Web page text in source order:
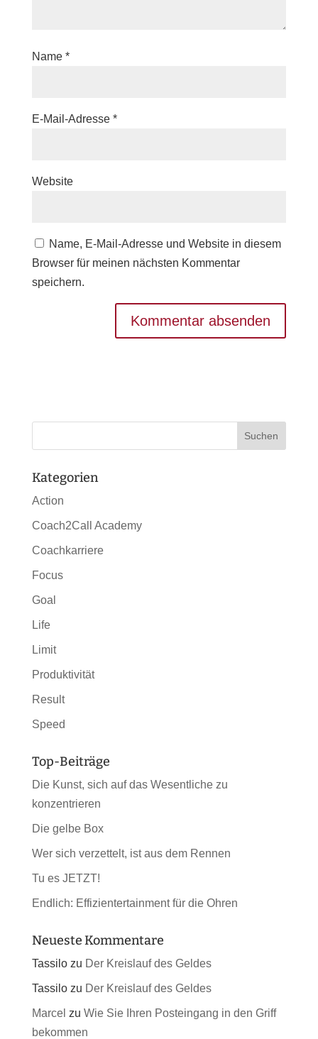
Name *
E-Mail-Adresse *
Website
Name, E-Mail-Adresse und Website in diesem
Browser für meinen nächsten Kommentar
speichern.
Kategorien
Action
Coach2Call Academy
Coachkarriere
Focus
Goal
Life
Limit
Produktivität
Result
Speed
Top-Beiträge
Die Kunst, sich auf das Wesentliche zu
konzentrieren
Die gelbe Box
Wer sich verzettelt, ist aus dem Rennen
Tu es JETZT!
Endlich: Effizientertainment für die Ohren
Neueste Kommentare
Tassilozu Der Kreislauf des Geldes
Tassilozu Der Kreislauf des Geldes
Marcel zu Wie Sie Ihren Posteingang in den Griff
bekommen